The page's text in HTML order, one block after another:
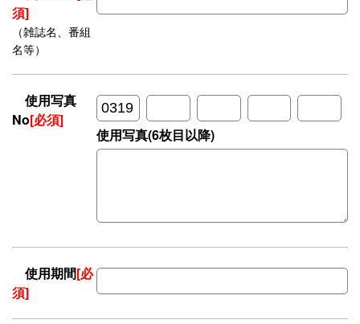
須]
（雑誌名、番組
名等）
使用写真
No[必須]
使用写真(6枚目以降)
使用期間[必
須]